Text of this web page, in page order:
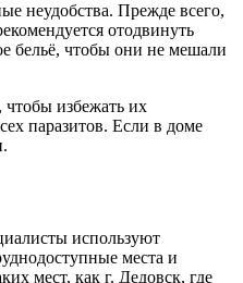
неудобства. Прежде всего,
отодвинуть
бельё, чтобы они не мешали
избежать их
паразитов. Если в доме
используют
места и
мест, как г. Дедовск, где